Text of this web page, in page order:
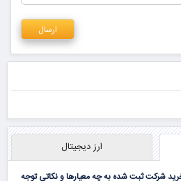
ارز دیجیتال
شرکت ثبت شده به چه معیارها و نکاتی توجه